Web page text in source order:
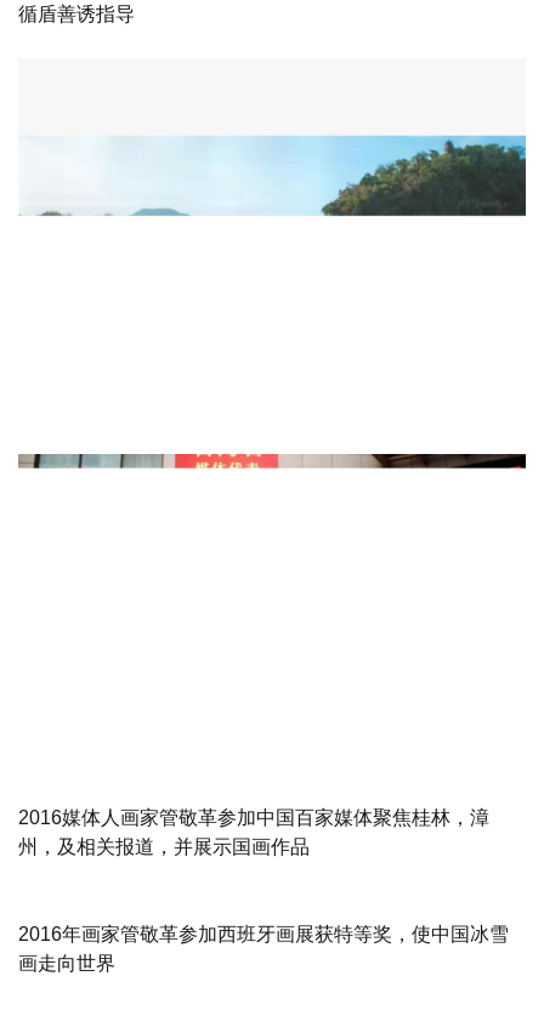
循盾善诱指导
2016媒体人画家管敬革参加中国百家媒体聚焦桂林，漳
州，及相关报道，并展示国画作品
2016年画家管敬革参加西班牙画展获特等奖，使中国冰雪
画走向世界